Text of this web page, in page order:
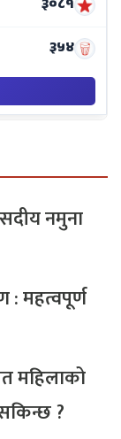
नमुना
: महत्वपूर्ण
महिलाको
?